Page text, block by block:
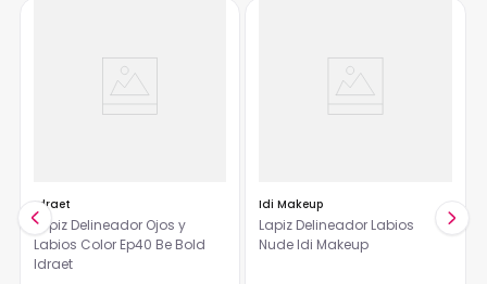
Idraet
Lapiz Delineador Ojos y
Labios Color Ep40 Be Bold
Idraet
Idi Makeup
Lapiz Delineador Labios
Nude Idi Makeup